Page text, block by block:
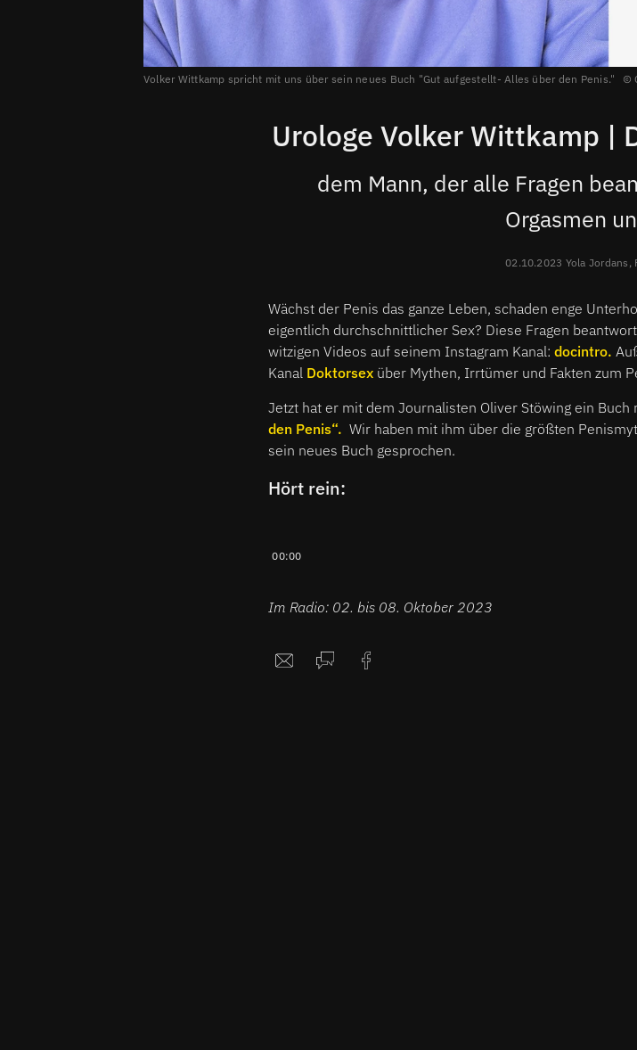
Volker Wittkamp spricht mit uns über sein neues Buch "Gut aufgestellt- Alles über den Penis."
Urologe Volker Wittkamp |
dem Mann, der alle Fragen
Orgasmen
02.10.2023 Yola Jordans,
Wächst der Penis das ganze Leben, schaden enge
eigentlich durchschnittlicher Sex? Diese Fragen
witzigen Videos auf seinem Instagram Kanal: docintro.
Kanal Doktorsex über Mythen, Irrtümer und Fakten zum
Jetzt hat er mit dem Journalisten Oliver Stöwing ein Buch
den Penis“. Wir haben mit ihm über die größten
sein neues Buch gesprochen.
Hört rein:
00:00
Im Radio: 02. bis 08. Oktober 2023